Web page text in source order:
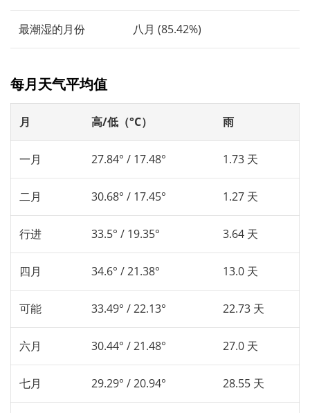
最潮湿的月份 八月 (85.42%)
每月天气平均值
月 高/低（°C） 雨
一月 27.84° / 17.48° 1.73 天
二月 30.68° / 17.45° 1.27 天
行进 33.5° / 19.35° 3.64 天
四月 34.6° / 21.38° 13.0 天
可能 33.49° / 22.13° 22.73 天
六月 30.44° / 21.48° 27.0 天
七月 29.29° / 20.94° 28.55 天